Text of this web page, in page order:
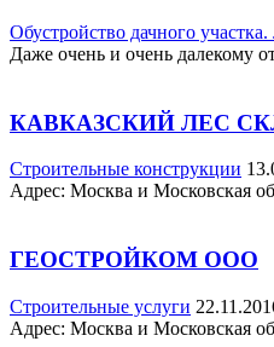
Обустройство дачного
Даже очень и очень далекому
КАВКАЗСКИЙ ЛЕС
Строительные конструкции
Адрес: Москва и Московская
ГЕОСТРОЙКОМ ООО
Строительные услуги
Адрес: Москва и Московская